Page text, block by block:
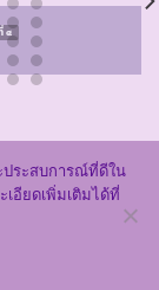
๔
ประสบการณ์ที่ดีใน
อียดเพิ่มเติมได้ที่